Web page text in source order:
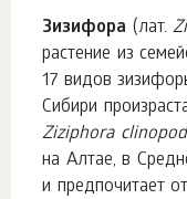
Зизифора (лат.
растение из
17 видов
Сибири
Ziziphora
на Алтае, в
и предпочитает